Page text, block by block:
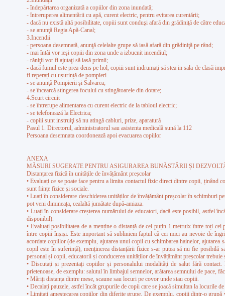
- îndepărtarea organizată a copiilor din zona inundată;
- întreruperea alimentării cu apă, curent electric, pentru evitarea curentării;
- dacă nu există altă posibilitate, copiii sunt conduşi afară din grădiniţă de către
- se anunţă Regia Apă-Canal;
3.Incendii
- persoana desemnată, anunţă celelalte grupe să iasă afară din grădiniţă pe rând;
- mai întâi vor ieşi copiii din zona unde a izbucnit incendiul;
- răniţii vor fi ajutaţi să iasă primii;
- dacă fumul este prea dens pe hol, copiii sunt indrumați să stea in sala de clasă
fi reperați cu ușurință de pompieri.
- se anunţă Pompierii şi Salvarea;
- se încearcă stingerea focului cu stingătoarele din dotare;
4.Scurt circuit
- se întrerupe alimentarea cu curent electric de la tabloul electric;
- se telefonează la Electrica;
- copiii sunt instruiţi să nu atingă cabluri, prize, aparatură
Pasul 1. Directorul, administratorul sau asistenta medicală sună la 112
Persoana desemnata coordonează apoi evacuarea copiilor
ANEXA
MĂSURI SUGERATE PENTRU ASIGURAREA BUNĂSTĂRII ȘI
Distanțarea fizică în unitățile de învățământ preșcolar
• Evaluați ce se poate face pentru a limita contactul fizic direct dintre copii,
sunt ființe fizice și sociale.
• Luați în considerare deschiderea unităților de învățământ preșcolar în schimburi
pot veni dimineața, cealaltă jumătate după-amiaza.
• Luați în considerare creșterea numărului de educatori, dacă este posibil, astfel
disponibil).
• Evaluați posibilitatea de a menține o distanță de cel puțin 1 metruix între toți
între copiii înșiși. Este important să subliniem faptul că cei mici au nevoie de
acordate copiilor (de exemplu, ajutarea unui copil cu schimbarea hainelor,
copil este în suferință), menținerea distanțării fizice s-ar putea să nu fie posibilă
personal și copii, educatorii și conducerea unităților de învățământ preșcolar
• Discutați și prezentați copiilor și personalului modalități de salut fără
prietenoase, de exemplu: salutul în limbajul semnelor, arătarea semnului de pace,
• Măriți distanța dintre mese, scaune sau locuri pe covor unde stau copiii.
• Decalați pauzele, astfel încât grupurile de copii care se joacă simultan la locurile
• Limitați amestecarea copiilor din diferite grupe. De exemplu, copiii dintr-o grupă